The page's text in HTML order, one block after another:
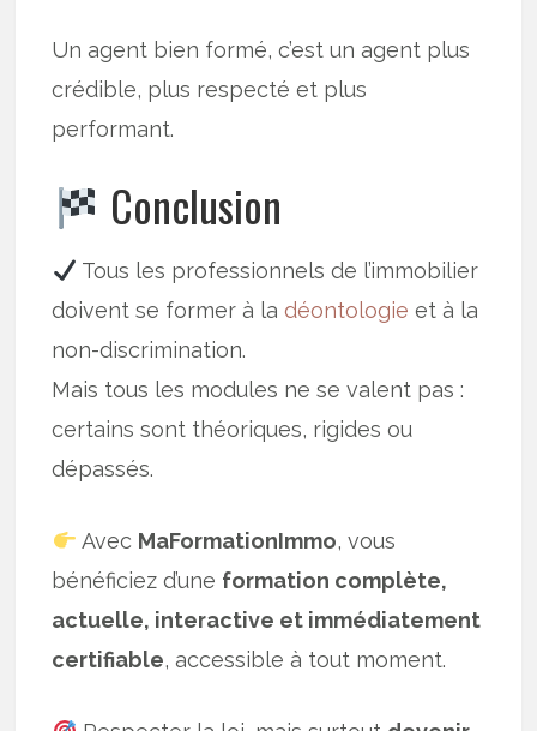
Un agent bien formé, c’est un agent plus
crédible, plus respecté et plus
performant.
Conclusion
Tous les professionnels de l’immobilier
doivent se former à ladéontologie et à la
non-discrimination.
Mais tous les modules ne se valent pas :
certains sont théoriques, rigides ou
dépassés.
Avec MaFormationImmo, vous
bénéficiez d’une formation complète,
actuelle, interactive et immédiatement
certifiable, accessible à tout moment.